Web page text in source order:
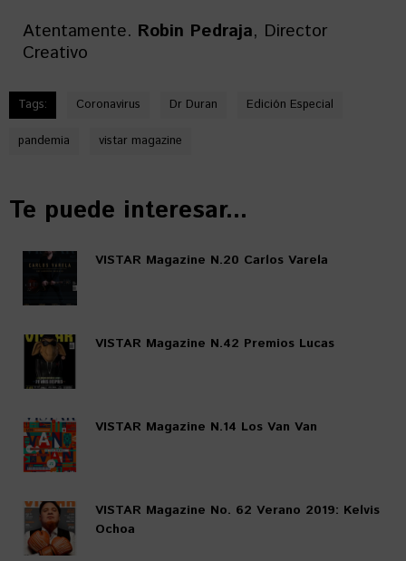
Atentamente. Robin Pedraja, Director
Creativo
Tags: Coronavirus Dr Duran Edición Especial
pandemia vistar magazine
Te puede interesar...
VISTAR Magazine N.20 Carlos Varela
VISTAR Magazine N.42 Premios Lucas
VISTAR Magazine N.14 Los Van Van
VISTAR Magazine No. 62 Verano 2019: Kelvis
Ochoa